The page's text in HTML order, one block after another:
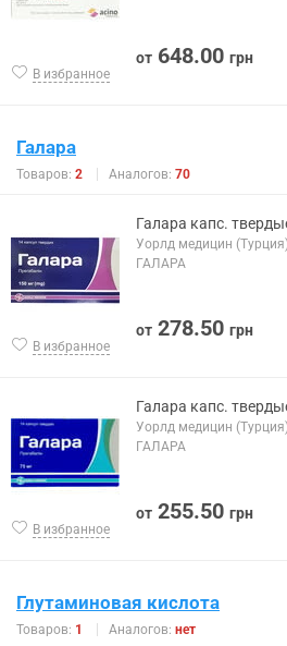
В избранное
от 648.00 грн
Галара
Товаров: 2 Аналогов: 70
В избранное
Галара капс.
Уорлд медицин
ГАЛАРА
от 278.50 грн
В избранное
Галара капс.
Уорлд медицин
ГАЛАРА
от 255.50 грн
Глутаминовая кислота
Товаров: 1 Аналогов: нет